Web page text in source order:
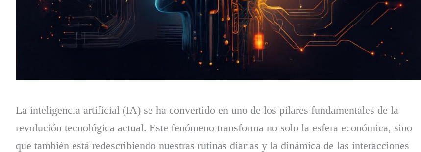
La inteligencia artificial (IA) se ha convertido en uno de los pilares fundamentales de la
revolución tecnológica actual. Este fenómeno transforma no solo la esfera económica, sino
que también está redescribiendo nuestras rutinas diarias y la dinámica de las interacciones